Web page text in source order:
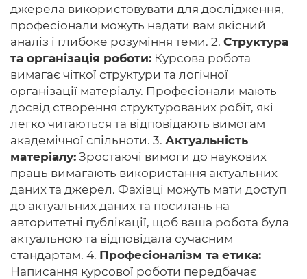
джерела використовувати для дослідження,
професіонали можуть надати вам якісний
аналіз і глибоке розуміння теми. 2. Структура
та організація роботи: Курсова робота
вимагає чіткої структури та логічної
організації матеріалу. Професіонали мають
досвід створення структурованих робіт, які
легко читаються та відповідають вимогам
академічної спільноти. 3. Актуальність
матеріалу: Зростаючі вимоги до наукових
праць вимагають використання актуальних
даних та джерел. Фахівці можуть мати доступ
до актуальних даних та посилань на
авторитетні публікації, щоб ваша робота була
актуальною та відповідала сучасним
стандартам. 4. Професіоналізм та етика:
Написання курсової роботи передбачає